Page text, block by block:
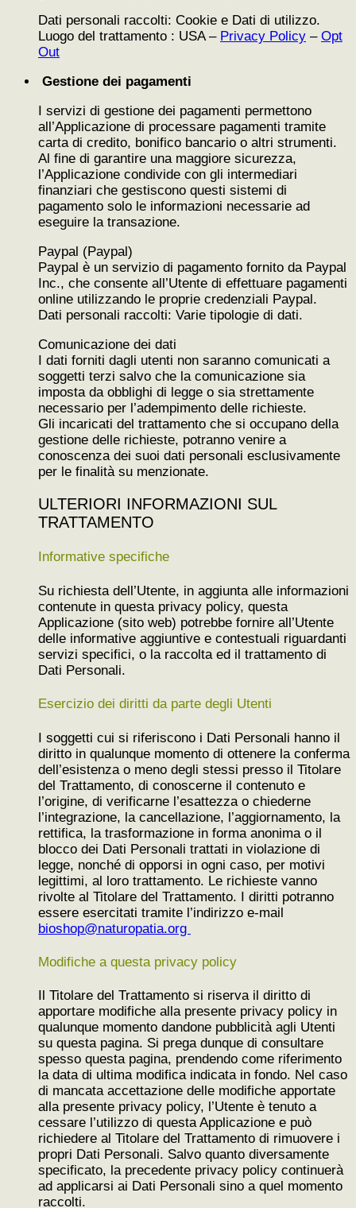
Dati personali raccolti: Cookie e Dati di utilizzo.
Luogo del trattamento : USA – Privacy Policy – Opt
Out
Gestione dei pagamenti
I servizi di gestione dei pagamenti permettono
all’Applicazione di processare pagamenti tramite
carta di credito, bonifico bancario o altri strumenti.
Al fine di garantire una maggiore sicurezza,
l’Applicazione condivide con gli intermediari
finanziari che gestiscono questi sistemi di
pagamento solo le informazioni necessarie ad
eseguire la transazione.
Paypal (Paypal)
Paypal è un servizio di pagamento fornito da Paypal
Inc., che consente all’Utente di effettuare pagamenti
online utilizzando le proprie credenziali Paypal.
Dati personali raccolti: Varie tipologie di dati.
Comunicazione dei dati
I dati forniti dagli utenti non saranno comunicati a
soggetti terzi salvo che la comunicazione sia
imposta da obblighi di legge o sia strettamente
necessario per l’adempimento delle richieste.
Gli incaricati del trattamento che si occupano della
gestione delle richieste, potranno venire a
conoscenza dei suoi dati personali esclusivamente
per le finalità su menzionate.
ULTERIORI INFORMAZIONI SUL
TRATTAMENTO
Informative specifiche
Su richiesta dell’Utente, in aggiunta alle informazioni
contenute in questa privacy policy, questa
Applicazione (sito web) potrebbe fornire all’Utente
delle informative aggiuntive e contestuali riguardanti
servizi specifici, o la raccolta ed il trattamento di
Dati Personali.
Esercizio dei diritti da parte degli Utenti
I soggetti cui si riferiscono i Dati Personali hanno il
diritto in qualunque momento di ottenere la conferma
dell’esistenza o meno degli stessi presso il Titolare
del Trattamento, di conoscerne il contenuto e
l’origine, di verificarne l’esattezza o chiederne
l’integrazione, la cancellazione, l’aggiornamento, la
rettifica, la trasformazione in forma anonima o il
blocco dei Dati Personali trattati in violazione di
legge, nonché di opporsi in ogni caso, per motivi
legittimi, al loro trattamento. Le richieste vanno
rivolte al Titolare del Trattamento. I diritti potranno
essere esercitati tramite l’indirizzo e-mail
bioshop@naturopatia.org
Modifiche a questa privacy policy
Il Titolare del Trattamento si riserva il diritto di
apportare modifiche alla presente privacy policy in
qualunque momento dandone pubblicità agli Utenti
su questa pagina. Si prega dunque di consultare
spesso questa pagina, prendendo come riferimento
la data di ultima modifica indicata in fondo. Nel caso
di mancata accettazione delle modifiche apportate
alla presente privacy policy, l’Utente è tenuto a
cessare l’utilizzo di questa Applicazione e può
richiedere al Titolare del Trattamento di rimuovere i
propri Dati Personali. Salvo quanto diversamente
specificato, la precedente privacy policy continuerà
ad applicarsi ai Dati Personali sino a quel momento
raccolti.